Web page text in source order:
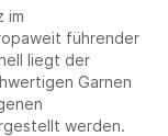
im
führender
liegt der
Garnen
werden.